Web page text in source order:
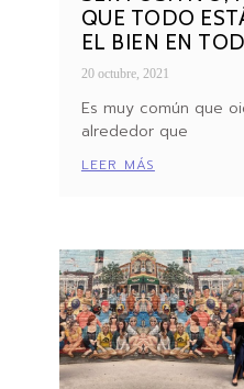
QUE TODO
EL BIEN EN
20 octubre, 2021
Es muy común que
alrededor que
LEER MÁS